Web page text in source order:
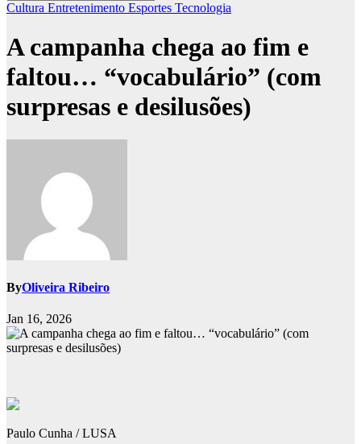
Cultura Entretenimento Esportes Tecnologia
A campanha chega ao fim e
faltou… “vocabulário” (com
surpresas e desilusões)
ByOliveira Ribeiro
Jan 16, 2026
Paulo Cunha / LUSA